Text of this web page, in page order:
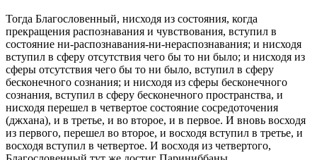
Тогда Благословенный, нисходя из состояния, когда
прекращения распознавания и чувствования, вступил в
состояние ни-распознавания-ни-нераспознавания; и нисходя
вступил в сферу отсутствия чего бы то ни было; и нисходя из
сферы отсутствия чего бы то ни было, вступил в сферу
бесконечного сознания; и нисходя из сферы бесконечного
сознания, вступил в сферу бесконечного пространства, и
нисходя перешел в четвертое состояние сосредоточения
(джхана), и в третье, и во второе, и в первое. И вновь восходя
из первого, перешел во второе, и восходя вступил в третье, и
восходя вступил в четвертое. И восходя из четвертого,